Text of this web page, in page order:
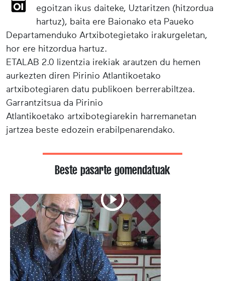
egoitzan ikus daiteke, Uztaritzen (hitzordua
hartuz), baita ere Baionako eta Paueko
Departamenduko Artxibotegietako irakurgeletan,
hor ere hitzordua hartuz.
ETALAB 2.0 lizentzia irekiak arautzen du hemen
aurkezten diren Pirinio Atlantikoetako
artxibotegiaren datu publikoen berrerabiltzea.
Garrantzitsua da Pirinio
Atlantikoetako artxibotegiarekin harremanetan
jartzea beste edozein erabilpenarendako.
Beste pasarte gomendatuak